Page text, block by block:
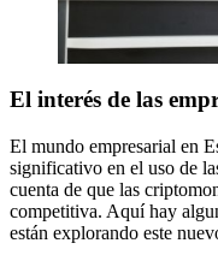
El interés de las
El mundo empresarial en
significativo en el uso de
cuenta de que las
competitiva. Aquí hay
están explorando este